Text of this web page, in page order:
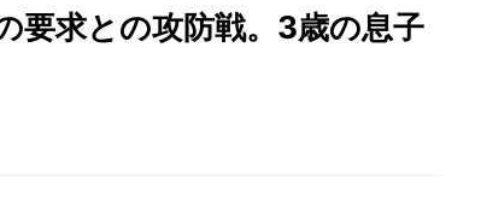
要求との攻防戦。3歳の息子